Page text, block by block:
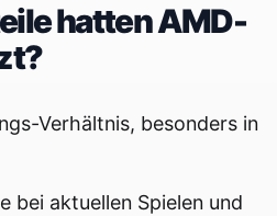
hatten AMD-
Verhältnis, besonders in
bei aktuellen Spielen und